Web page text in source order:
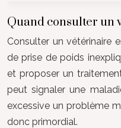
Quand consulter un
Consulter un vétérinaire
de prise de poids
et proposer un
peut signaler une
excessive un problème
donc primordial.